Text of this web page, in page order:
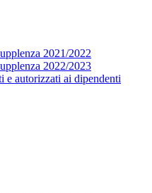
2021/2022
2022/2023
e autorizzati ai dipendenti